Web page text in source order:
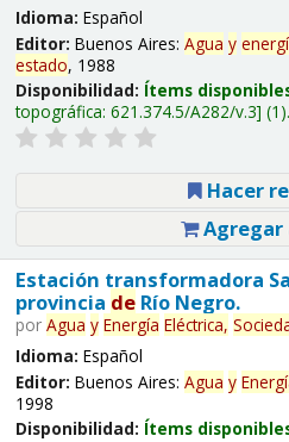
Idioma: Español
Editor: Buenos Aires: Agua y
estado, 1988
Disponibilidad: Ítems
topográfica: 621.374.5/A282/v.3 (1).
Hacer
Agregar
Estación transformadora
provincia deRío Negro.
por Agua y Energía Eléctrica,
Idioma: Español
Editor: Buenos Aires: Agua y
1998
Disponibilidad: Ítems